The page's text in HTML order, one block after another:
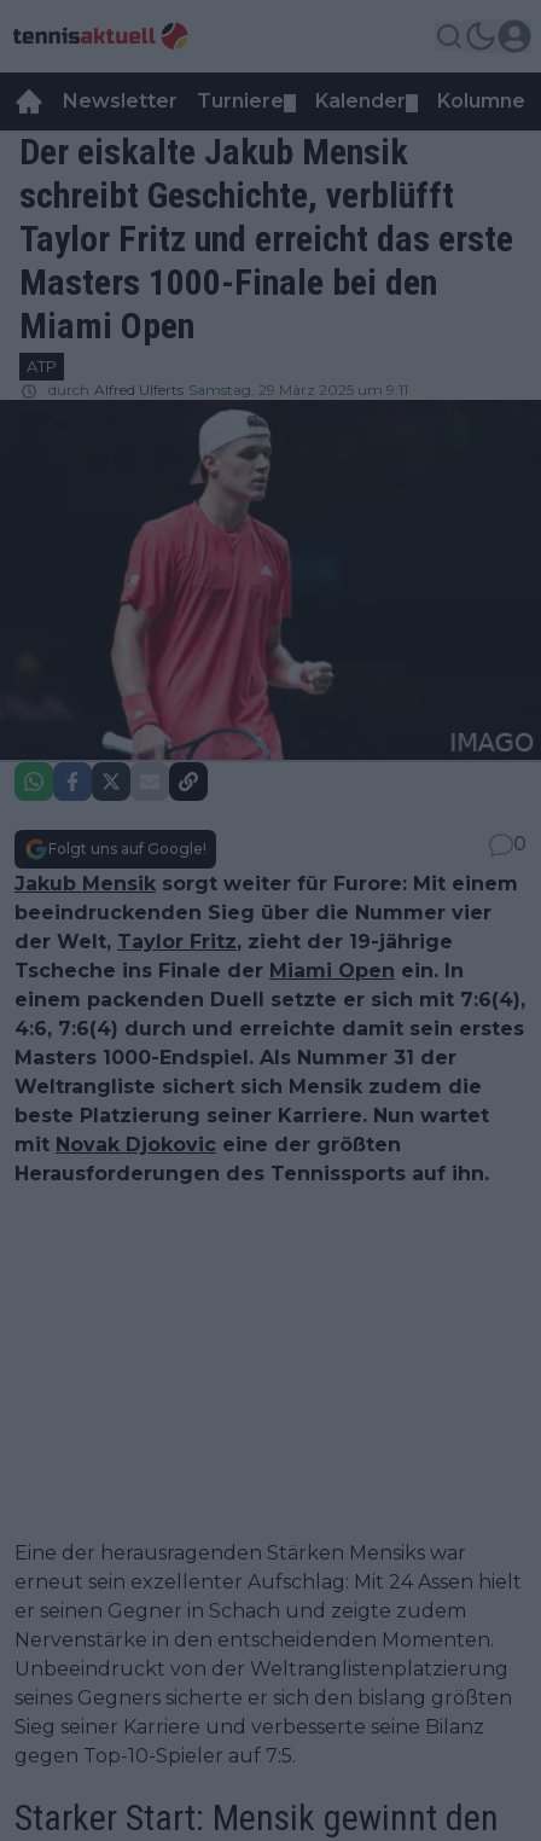
Newsletter Turniere Kalender Kolumnen
Der eiskalte Jakub Mensik
schreibt Geschichte, verblüfft
Taylor Fritz und erreicht das erste
Masters 1000-Finale bei den
Miami Open
ATP
durch Alfred Ulferts Samstag, 29 März 2025 um 9:11
Folgt uns auf Google!
0
Jakub Mensik sorgt weiter für Furore: Mit einem
beeindruckenden Sieg über die Nummer vier
der Welt, Taylor Fritz, zieht der 19-jährige
Tscheche ins Finale der Miami Open ein. In
einem packenden Duell setzte er sich mit 7:6(4),
4:6, 7:6(4) durch und erreichte damit sein erstes
Masters 1000-Endspiel. Als Nummer 31 der
Weltrangliste sichert sich Mensik zudem die
beste Platzierung seiner Karriere. Nun wartet
mit Novak Djokovic eine der größten
Herausforderungen des Tennissports auf ihn.
Eine der herausragenden Stärken Mensiks war
erneut sein exzellenter Aufschlag: Mit 24 Assen hielt
er seinen Gegner in Schach und zeigte zudem
Nervenstärke in den entscheidenden Momenten.
Unbeeindruckt von der Weltranglistenplatzierung
seines Gegners sicherte er sich den bislang größten
Sieg seiner Karriere und verbesserte seine Bilanz
gegen Top-10-Spieler auf 7:5.
Starker Start: Mensik gewinnt den